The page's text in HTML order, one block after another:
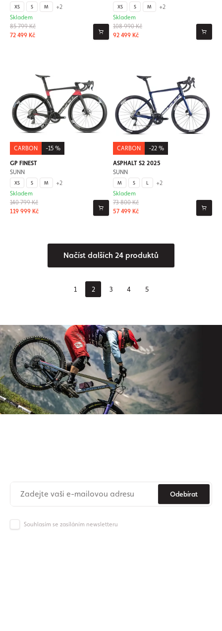
XS S M +2
85 799 Kč
72 499 Kč
Skladem
XS S M +2
108 990 Kč
92 499 Kč
Skladem
CARBON -15 %
GP FINEST
SUNN
XS S M +2
140 799 Kč
119 999 Kč
Skladem
CARBON -22 %
ASPHALT S2 2025
SUNN
M S L +2
73 800 Kč
57 499 Kč
Skladem
Načíst dalších 24 produktů
1 2 3 4 5
Odebírat
Souhlasím se zasíláním newsletteru